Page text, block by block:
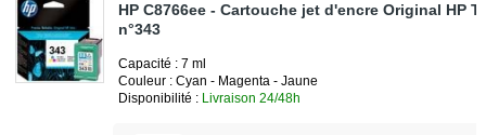
HP C8766ee - Cartouche jet d'encre Original HP
n°343
Capacité : 7 ml
Couleur : Cyan - Magenta - Jaune
Disponibilité : Livraison 24/48h